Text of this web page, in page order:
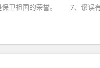
卫祖国的荣誉。 7、谬误有